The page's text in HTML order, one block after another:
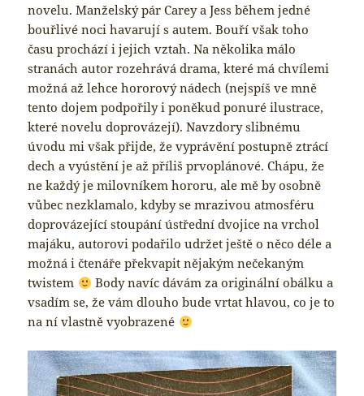
novelu. Manželský pár Carey a Jess během jedné
bouřlivé noci havarují s autem. Bouří však toho
času prochází i jejich vztah. Na několika málo
stranách autor rozehrává drama, které má chvílemi
možná až lehce hororový nádech (nejspíš ve mně
tento dojem podpořily i poněkud ponuré ilustrace,
které novelu doprovázejí). Navzdory slibnému
úvodu mi však přijde, že vyprávění postupně ztrácí
dech a vyústění je až příliš prvoplánové. Chápu, že
ne každý je milovníkem hororu, ale mě by osobně
vůbec nezklamalo, kdyby se mrazivou atmosféru
doprovázející stoupání ústřední dvojice na vrchol
majáku, autorovi podařilo udržet ještě o něco déle a
možná i čtenáře překvapit nějakým nečekaným
twistem
Body navíc dávám za originální obálku a
vsadím se, že vám dlouho bude vrtat hlavou, co je to
na ní vlastně vyobrazené